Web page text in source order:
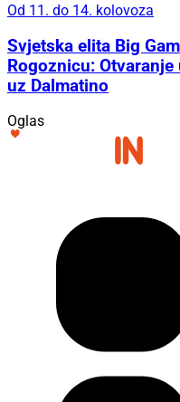
Od 11. do 14. kolovoza
Svjetska elita Big
Rogoznicu:
uz Dalmatino
Oglas